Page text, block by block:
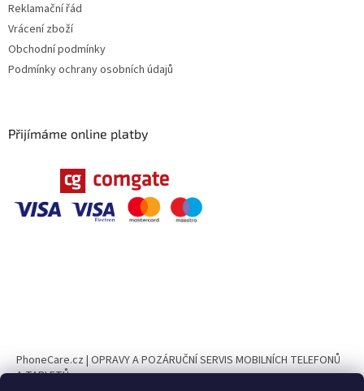
Reklamační řád
Vrácení zboží
Obchodní podmínky
Podmínky ochrany osobních údajů
Přijímáme online platby
PhoneCare.cz | OPRAVY A POZÁRUČNÍ SERVIS MOBILNÍCH TELEFONŮ
A TABLETŮ